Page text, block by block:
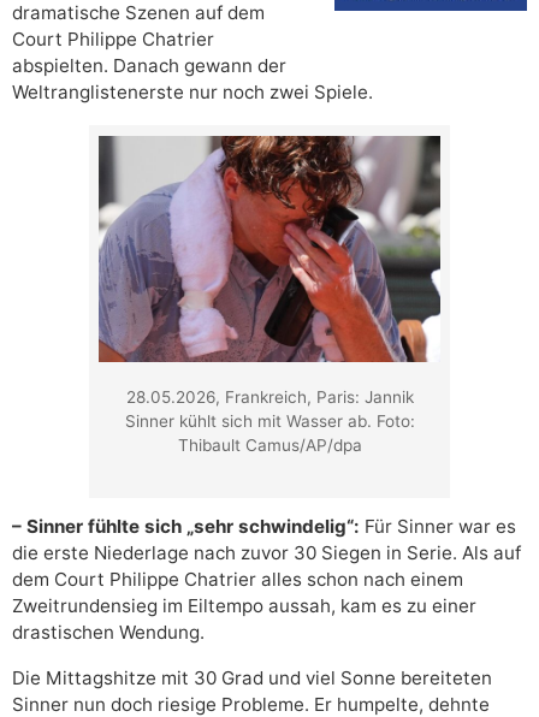
dramatische Szenen auf dem
Court Philippe Chatrier
abspielten. Danach gewann der
Weltranglistenerste nur noch zwei Spiele.
28.05.2026, Frankreich, Paris: Jannik
Sinner kühlt sich mit Wasser ab. Foto:
Thibault Camus/AP/dpa
– Sinner fühlte sich „sehr schwindelig“: Für Sinner war es
die erste Niederlage nach zuvor 30 Siegen in Serie. Als auf
dem Court Philippe Chatrier alles schon nach einem
Zweitrundensieg im Eiltempo aussah, kam es zu einer
drastischen Wendung.
Die Mittagshitze mit 30 Grad und viel Sonne bereiteten
Sinner nun doch riesige Probleme. Er humpelte, dehnte